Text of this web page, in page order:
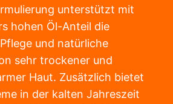
unterstützt mit
hohen Öl-Anteil die
und natürliche
sehr trockener und
Haut. Zusätzlich bietet
in der kalten Jahreszeit